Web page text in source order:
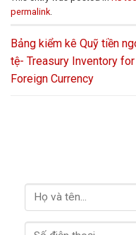
permalink
Bảng kiểm kê Quỹ tiền
tệ- Treasury Inventory for
Foreign Currency